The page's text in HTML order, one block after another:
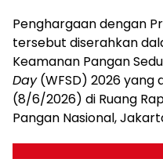
Penghargaan dengan
tersebut diserahkan
Keamanan Pangan
Day(WFSD) 2026 yang
(8/6/2026) di Ruang
Pangan Nasional,